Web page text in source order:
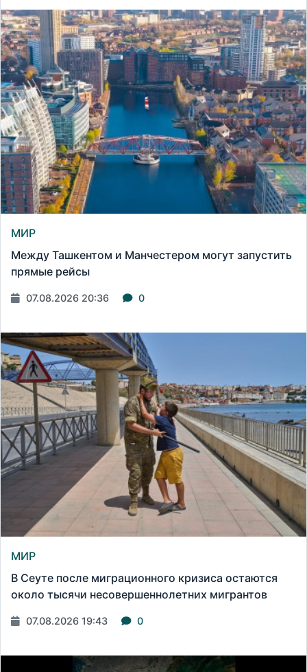
МИР
Между Ташкентом и Манчестером могут запустить
прямые рейсы
07.08.2026 20:36 0
МИР
В Сеуте после миграционного кризиса остаются
около тысячи несовершеннолетних мигрантов
07.08.2026 19:43 0